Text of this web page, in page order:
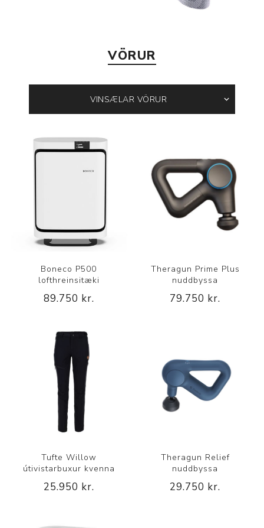
VÖRUR
Boneco P500
lofthreinsitæki
89.750 kr.
Theragun Prime Plus
nuddbyssa
79.750 kr.
Tufte Willow
útivistarbuxur kvenna
25.950 kr.
Theragun Relief
nuddbyssa
29.750 kr.